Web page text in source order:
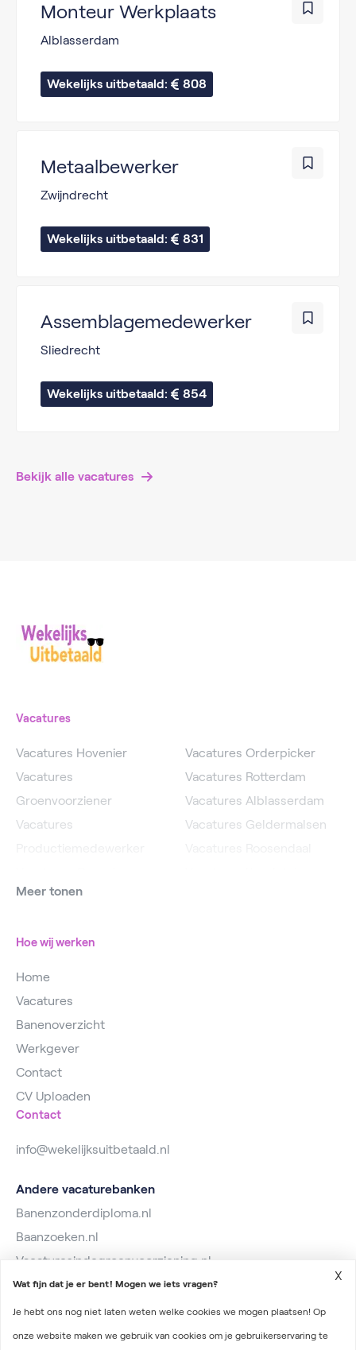
Monteur Werkplaats
Alblasserdam
Wekelijks uitbetaald: 808
Metaalbewerker
Zwijndrecht
Wekelijks uitbetaald: 831
Assemblagemedewerker
Sliedrecht
Wekelijks uitbetaald: 854
Bekijk alle vacatures
Vacatures
Vacatures Hovenier
Vacatures
Groenvoorziener
Vacatures
Vacatures
Vacatures Orderpicker
Vacatures Rotterdam
Vacatures Alblasserdam
Vacatures Geldermalsen
Meer tonen
Hoe wij werken
Home
Vacatures
Banenoverzicht
Werkgever
Contact
CV Uploaden
Contact
info@wekelijksuitbetaald.nl
Andere vacaturebanken
Banenzonderdiploma.nl
Baanzoeken.nl
Vacaturesindegroenvoorziening.nl
Wat fijn dat je er bent! Mogen we iets vragen?
Je hebt ons nog niet laten weten welke cookies we mogen plaatsen! Op
onze website maken we gebruik van cookies om je gebruikerservaring te
X